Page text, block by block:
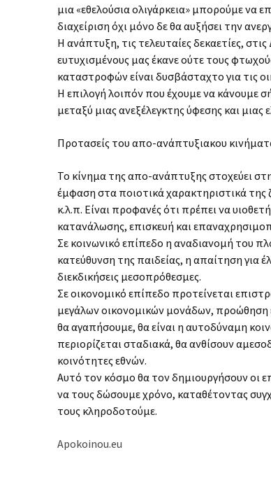
μια «εθελούσια ολιγάρκεια» μπορούμε να
διαχείριση όχι μόνο δε θα αυξήσει την
Η ανάπτυξη, τις τελευταίες δεκαετίες,
ευτυχισμένους μας έκανε ούτε τους
καταστροφών είναι δυσβάσταχτο για τις
Η επιλογή λοιπόν που έχουμε να κάνουμε
μεταξύ μιας ανεξέλεγκτης ύφεσης και
Προτασείς του απο-ανάπτυξιακου
Το κίνημα της απο-ανάπτυξης στοχεύει
έμφαση στα ποιοτικά χαρακτηριστικά της
κ.λ.π. Είναι προφανές ότι πρέπει να
κατανάλωσης, επισκευή και
Σε κοινωνικό επίπεδο η αναδιανομή του
κατεύθυνση της παιδείας, η απαίτηση για
διεκδικήσεις μεσοπρόθεσμες.
Σε οικονομικό επίπεδο προτείνεται
μεγάλων οικονομικών μονάδων, προώθηση
θα αγαπήσουμε, θα είναι η αυτοδύναμη
περιορίζεται σταδιακά, θα ανθίσουν
κοινότητες εθνών.
Αυτό τον κόσμο θα τον δημιουργήσουν οι
να τους δώσουμε χρόνο, καταθέτοντας
τους κληροδοτούμε.
Apokoinou.eu